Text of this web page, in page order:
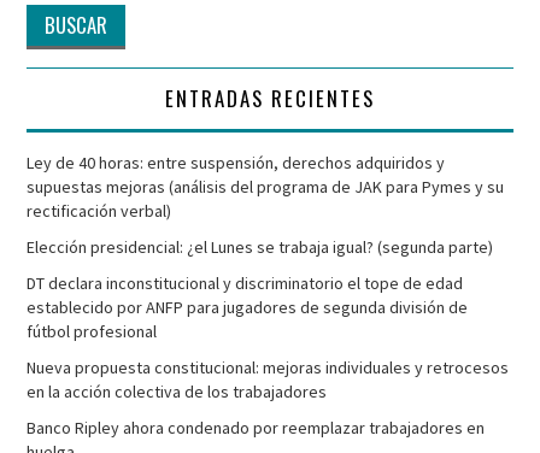
ENTRADAS RECIENTES
Ley de 40 horas: entre suspensión, derechos adquiridos y
supuestas mejoras (análisis del programa de JAK para Pymes y su
rectificación verbal)
Elección presidencial: ¿el Lunes se trabaja igual? (segunda parte)
DT declara inconstitucional y discriminatorio el tope de edad
establecido por ANFP para jugadores de segunda división de
fútbol profesional
Nueva propuesta constitucional: mejoras individuales y retrocesos
en la acción colectiva de los trabajadores
Banco Ripley ahora condenado por reemplazar trabajadores en